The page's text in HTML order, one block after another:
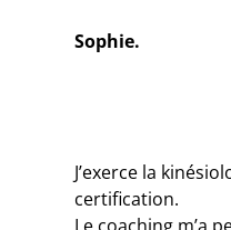
Sophie.
J’exerce la
certification.
Le coaching m’a